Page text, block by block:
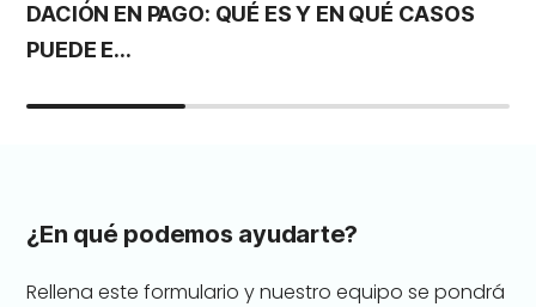
DACIÓN EN PAGO: QUÉ ES Y EN QUÉ CASOS
PUEDE E...
¿En qué podemos ayudarte?
Rellena este formulario y nuestro equipo se pondrá